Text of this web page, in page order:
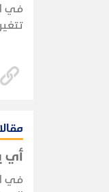
في
أي
في